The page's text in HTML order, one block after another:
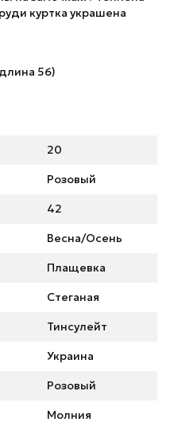
куртка украшена
56)
20
Розовый
42
Весна/Осень
Плащевка
Стеганая
Тинсулейт
Украина
Розовый
Молния